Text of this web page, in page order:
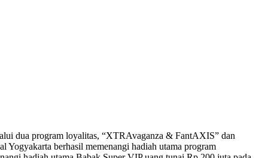
dua program loyalitas, “XTRAvaganza & FantAXIS” dan
berhasil memenangi hadiah utama program